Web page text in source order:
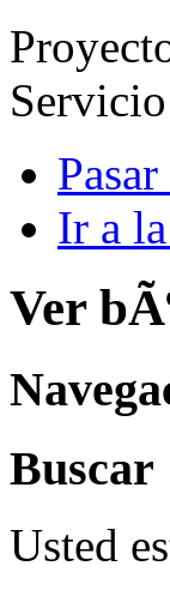
Ir a
Ver
Buscar
Usted